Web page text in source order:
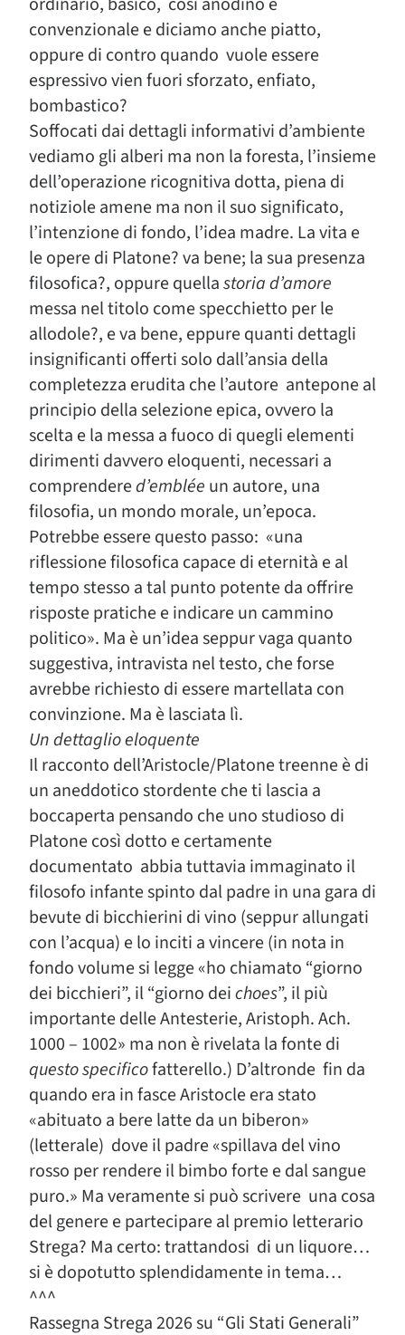
convenzionale e diciamo anche piatto,
oppure di contro quando vuole essere
espressivo vien fuori sforzato, enfiato,
bombastico?
Soffocati dai dettagli informativi d’ambiente
vediamo gli alberi ma non la foresta, l’insieme
dell’operazione ricognitiva dotta, piena di
notiziole amene ma non il suo significato,
l’intenzione di fondo, l’idea madre. La vita e
le opere di Platone? va bene; la sua presenza
filosofica?, oppure quellastoriad’amore
messa nel titolo come specchietto per le
allodole?, e va bene, eppure quanti dettagli
insignificanti offerti solo dall’ansia della
completezza erudita che l’autore antepone al
principio della selezione epica, ovvero la
scelta e la messa a fuoco di quegli elementi
dirimenti davvero eloquenti, necessari a
comprendered’emblée un autore, una
filosofia, un mondo morale, un’epoca.
Potrebbe essere questo passo: «una
riflessione filosofica capace di eternità e al
tempo stesso a tal punto potente da offrire
risposte pratiche e indicare un cammino
politico». Ma è un’idea seppur vaga quanto
suggestiva, intravista nel testo, che forse
avrebbe richiesto di essere martellata con
convinzione. Ma è lasciata lì.
Un dettaglio eloquente
Il racconto dell’Aristocle/Platone treenne è di
un aneddotico stordente che ti lascia a
boccaperta pensando che uno studioso di
Platone così dotto e certamente
documentato abbia tuttavia immaginato il
filosofo infante spinto dal padre in una gara di
bevute di bicchierini di vino (seppur allungati
con l’acqua) e lo inciti a vincere (in nota in
fondo volume si legge «ho chiamato “giorno
dei bicchieri”, il “giorno deichoes”, il più
importante delle Antesterie, Aristoph. Ach.
1000 – 1002» ma non è rivelata la fonte di
questospecificofatterello.) D’altronde fin da
quando era in fasce Aristocle era stato
«abituato a bere latte da un biberon»
(letterale) dove il padre «spillava del vino
rosso per rendere il bimbo forte e dal sangue
puro.» Ma veramente si può scrivere una cosa
del genere e partecipare al premio letterario
Strega? Ma certo: trattandosi di un liquore…
si è dopotutto splendidamente in tema…
^^^
Rassegna Strega 2026 su “Gli Stati Generali”